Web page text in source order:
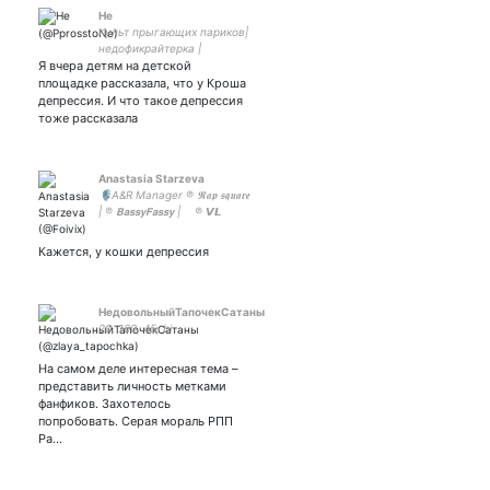
Не
Культ прыгающих париков|
недофикрайтерка |
заебалась | | овердохуя
твитов
Я вчера детям на детской
площадке рассказала, что у Кроша
депрессия. И что такое депрессия
тоже рассказала
Anastasia Starzeva
🎙A&R Manager ℗ 𝕽𝖆𝖕 𝖘𝖖𝖚𝖆𝖗𝖊
| ℗ 𝗕𝗮𝘀𝘀𝘆𝗙𝗮𝘀𝘀𝘆 | ⠀ ℗ 𝙑𝙇
Кажется, у кошки депрессия
НедовольныйТапочекСатаны
20, 160, 45, bi
На самом деле интересная тема –
представить личность метками
фанфиков. Захотелось
попробовать. Серая мораль РПП
Ра…